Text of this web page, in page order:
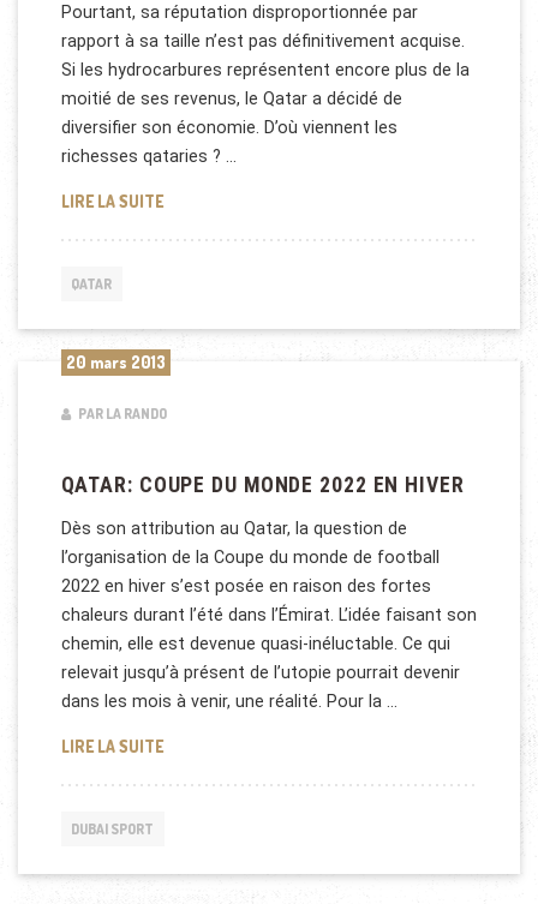
Pourtant, sa réputation disproportionnée par
rapport à sa taille n’est pas définitivement acquise.
Si les hydrocarbures représentent encore plus de la
moitié de ses revenus, le Qatar a décidé de
diversifier son économie. D’où viennent les
richesses qataries ? …
LIRE LA SUITEHYDROCARBURES ET CULTURE AU QATAR
QATAR
20 mars 2013
PAR LA RANDO
QATAR: COUPE DU MONDE 2022 EN HIVER
Dès son attribution au Qatar, la question de
l’organisation de la Coupe du monde de football
2022 en hiver s’est posée en raison des fortes
chaleurs durant l’été dans l’Émirat. L’idée faisant son
chemin, elle est devenue quasi-inéluctable. Ce qui
relevait jusqu’à présent de l’utopie pourrait devenir
dans les mois à venir, une réalité. Pour la …
LIRE LA SUITEQATAR: COUPE DU MONDE 2022 EN HIVER
DUBAI SPORT